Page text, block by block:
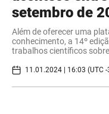
setembro de
Além de oferecer uma
conhecimento, a 14º
trabalhos científicos
11.01.2024 | 16:03 (UTC -